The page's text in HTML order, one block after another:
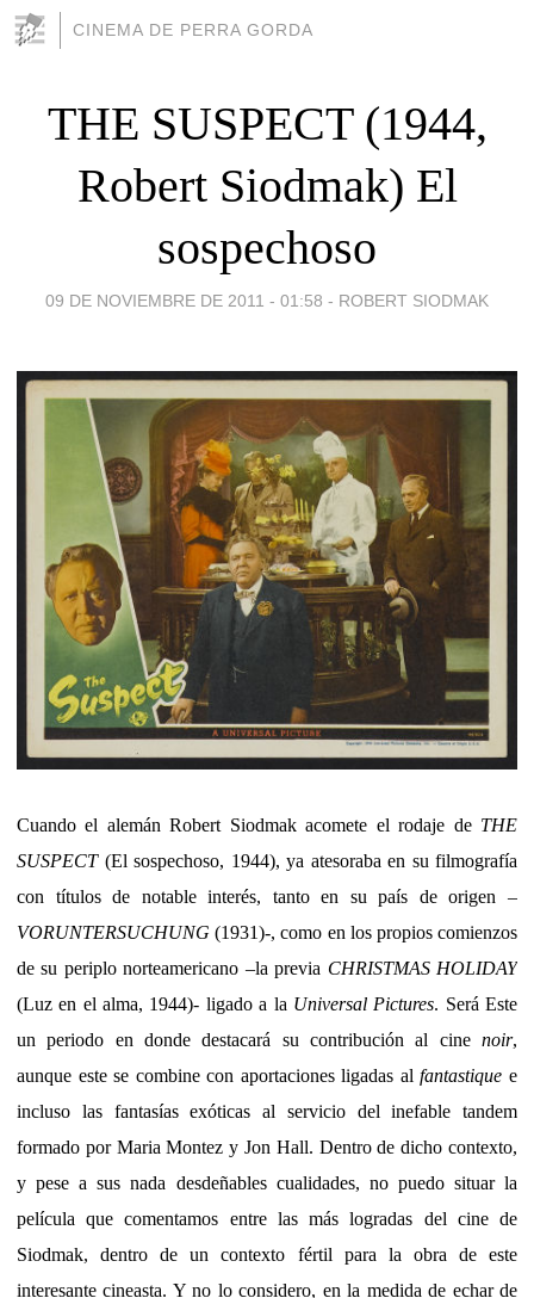
CINEMA DE PERRA GORDA
THE SUSPECT (1944,
Robert Siodmak) El
sospechoso
09 DE NOVIEMBRE DE 2011 - 01:58 - ROBERT SIODMAK
Cuando el alemán Robert Siodmak acomete el rodaje de THE
SUSPECT (El sospechoso, 1944), ya atesoraba en su filmografía
con títulos de notable interés, tanto en su país de origen –
VORUNTERSUCHUNG(1931)-, como en los propios comienzos
de su periplo norteamericano –la previa CHRISTMAS HOLIDAY
(Luz en el alma, 1944)- ligado a la Universal Pictures. Será Este
un periodo en donde destacará su contribución al cine noir,
aunque este se combine con aportaciones ligadas alfantastique e
incluso las fantasías exóticas al servicio del inefable tandem
formado por Maria Montez y Jon Hall. Dentro de dicho contexto,
y pese a sus nada desdeñables cualidades, no puedo situar la
película que comentamos entre las más logradas del cine de
Siodmak, dentro de un contexto fértil para la obra de este
interesante cineasta. Y no lo considero, en la medida de echar de